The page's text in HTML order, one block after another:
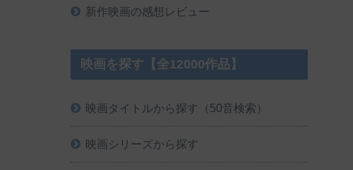
新作映画の感想レビュー
映画を探す【全12000作品】
映画タイトルから探す（50音検索）
映画シリーズから探す